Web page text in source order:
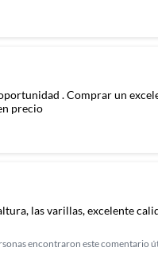
. Comprar un
precio
las varillas, excelente
encontraron este comentario